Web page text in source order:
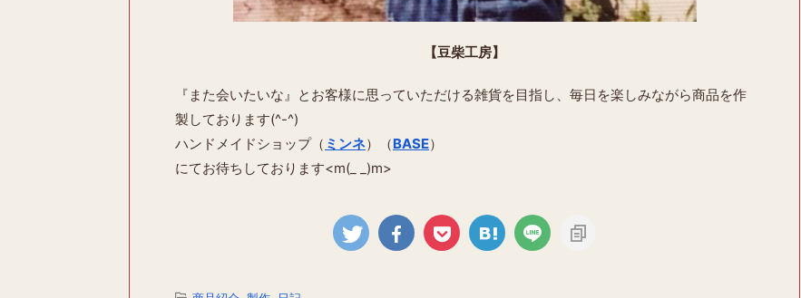
【豆柴工房】
『また会いたいな』とお客様に思っていただける雑貨を目指し、毎日を楽しみながら商品を作
製しております(^-^)
ハンドメイドショップ（ ミンネ）（BASE）
にてお待ちしております<m(_ _)m>